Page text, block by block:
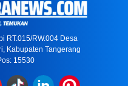
RT.015/RW.004 Desa
Kabupaten Tangerang
15530